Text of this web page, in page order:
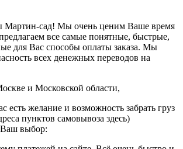
сад! Мы очень ценим Ваше время
все самые понятные, быстрые,
для Вас способы оплаты заказа. Мы
всех денежных переводов на
и Московской области,
есть желание и возможность забрать груз
пунктов самовывоза здесь)
выбор: